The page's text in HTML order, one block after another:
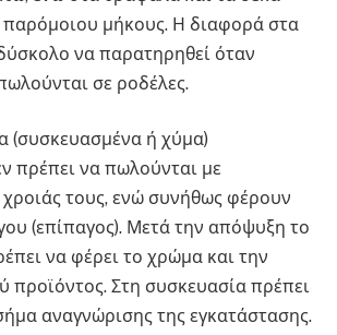
παρόμοιου μήκους. Η διαφορά στα
να παρατηρηθεί όταν
σε ροδέλες.
(συσκευασμένα ή χύμα)
πρέπει να πωλούνται με
χροιάς τους, ενώ συνήθως φέρουν
(επίπαγος). Μετά την απόψυξη το
να φέρει το χρώμα και την
προϊόντος. Στη συσκευασία πρέπει
αναγνώρισης της εγκατάστασης.